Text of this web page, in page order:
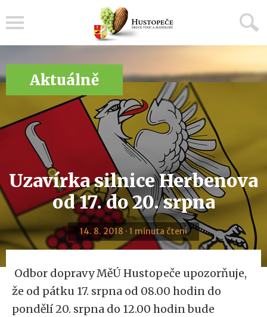
Aktuálně
Uzavírka silnice Herbenova
od 17. do 20. srpna
14. 8. 2018 · 1 minuta čtení
Odbor dopravy MěÚ Hustopeče upozorňuje,
že od pátku 17. srpna od 08.00 hodin do
pondělí 20. srpna do 12.00 hodin bude